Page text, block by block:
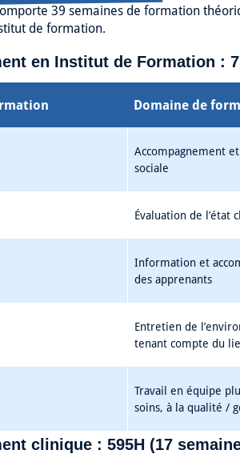
39 semaines de formation
de formation.
en Institut de Formation :
Domaine de
Accompagnement
sociale
Évaluation de
Information et
des apprenants
Entretien de
tenant compte du
Travail en équipe
soins, à la qualité /
clinique : 595H (17